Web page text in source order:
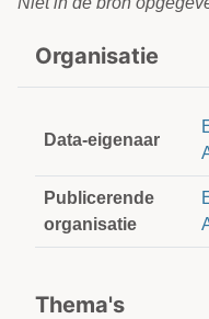
Organisatie
Data-eigenaar
Publicerende
organisatie
Thema's